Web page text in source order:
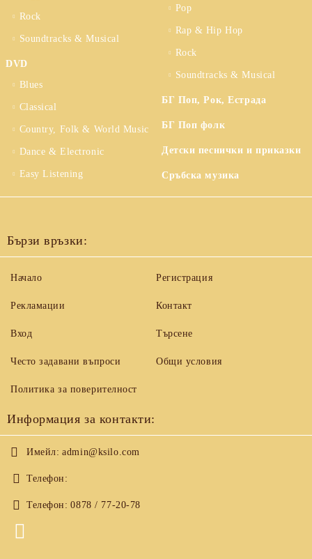
Rock
Soundtracks & Musical
DVD
Blues
Classical
Country, Folk & World Music
Dance & Electronic
Easy Listening
Pop
Rap & Hip Hop
Rock
Soundtracks & Musical
БГ Поп, Рок, Естрада
БГ Поп фолк
Детски песнички и приказки
Сръбска музика
Бързи връзки:
Начало
Рекламации
Вход
Често задавани въпроси
Регистрация
Контакт
Търсене
Общи условия
Политика за поверителност
Информация за контакти:
Имейл: admin@ksilo.com
Телефон:
Телефон: 0878 / 77-20-78